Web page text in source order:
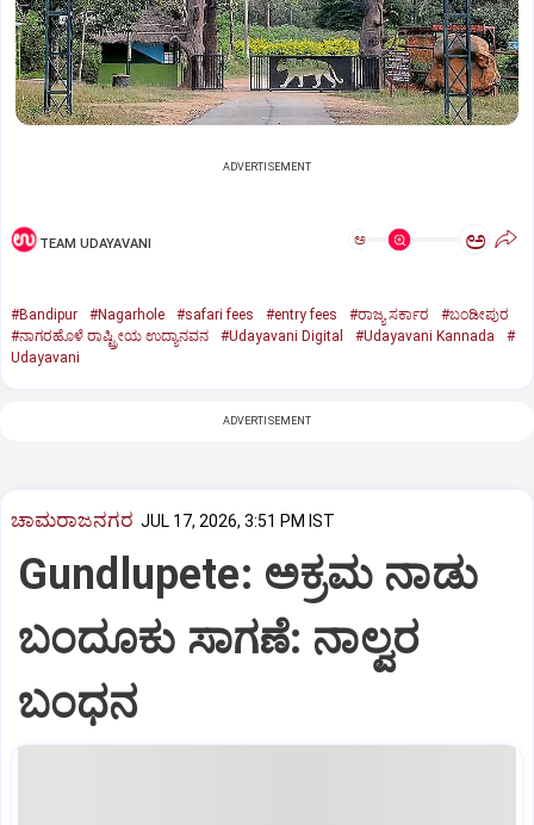
ADVERTISEMENT
TEAM UDAYAVANI ಅ ಅ
#Bandipur #Nagarhole #safari fees #entry fees #ರಾಜ್ಯ ಸರ್ಕಾರ
#ಬಂಡೀಪುರ
#ನಾಗರಹೊಳೆ ರಾಷ್ಟ್ರೀಯ ಉದ್ಯಾನವನ
#Udayavani Digital #Udayavani Kannada
#
Udayavani
ADVERTISEMENT
ಚಾಮರಾಜನಗರ JUL 17, 2026, 3:51 PM IST
Gundlupete: ಅಕ್ರಮ ನಾಡು
ಬಂದೂಕು ಸಾಗಣೆ: ನಾಲ್ವರ
ಬಂಧನ